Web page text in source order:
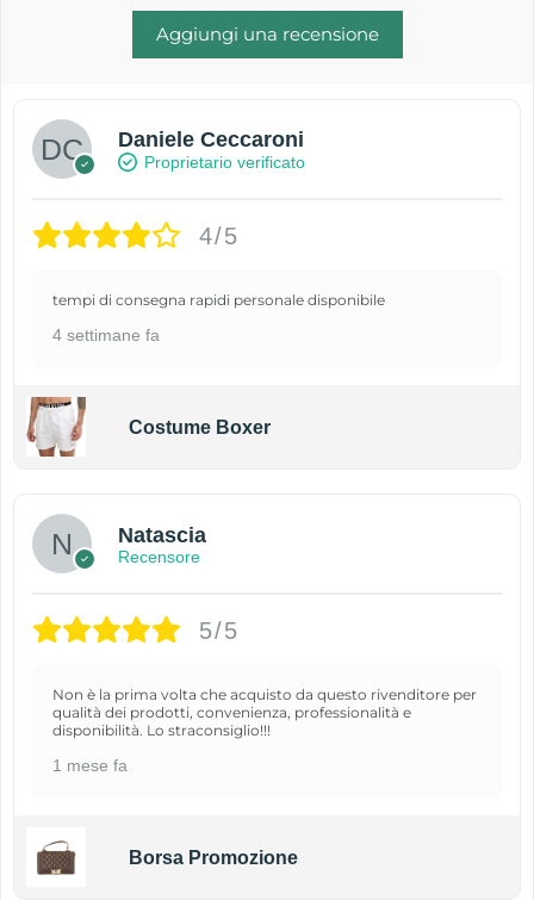
Aggiungi una recensione
Daniele Ceccaroni
Proprietario verificato
4/5
tempi di consegna rapidi personale disponibile
4 settimane fa
Costume Boxer
Natascia
Recensore
5/5
Non è la prima volta che acquisto da questo rivenditore per
qualità dei prodotti, convenienza, professionalità e
disponibilità. Lo straconsiglio!!!
1 mese fa
Borsa Promozione